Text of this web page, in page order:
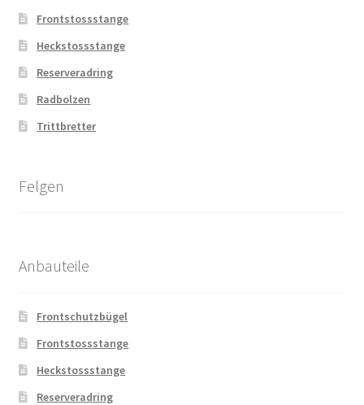
Frontstossstange
Heckstossstange
Reserveradring
Radbolzen
Trittbretter
Felgen
Anbauteile
Frontschutzbügel
Frontstossstange
Heckstossstange
Reserveradring